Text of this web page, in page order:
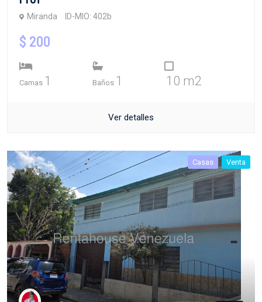
Miranda ID-MIO: 402b
$ 200
Camas 1 Baños 1 10 m2
Ver detalles
Casas Venta